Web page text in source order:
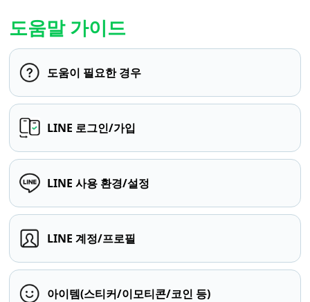
도움말 가이드
도움이 필요한 경우
LINE 로그인/가입
LINE 사용 환경/설정
LINE 계정/프로필
아이템(스티커/이모티콘/코인 등)